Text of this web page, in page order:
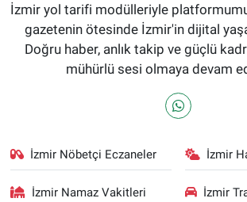
İzmir yol tarifi modülleriyle
gazetenin ötesinde İzmir'in dijital
Doğru haber, anlık takip ve güçlü
mühürlü sesi olmaya devam
İzmir Nöbetçi Eczaneler İzmir
İzmir Namaz Vakitleri
İzmir